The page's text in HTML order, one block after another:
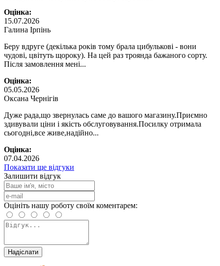
Оцінка:
15.07.2026
Галина Ірпінь
Беру вдруге (декілька років тому брала цибулькові - вони
чудові, цвітуть щороку). На цей раз троянда бажаного сорту.
Після замовлення мені...
Оцінка:
05.05.2026
Оксана Чернігів
Дуже рада,що звернулась саме до вашого магазину.Приємно
здивували ціни і якість обслуговування.Посилку отримала
сьогодні,все живе,надійно...
Оцінка:
07.04.2026
Показати ще відгуки
Залишити відгук
Оцініть нашу роботу своїм коментарем:
Надіслати